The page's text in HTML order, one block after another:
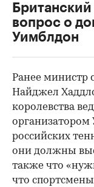
вопрос о
Уимблдон
Ранее министр
Найджел
королевства
организатором
российских
они должны
также что
что